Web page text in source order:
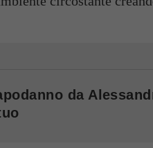
da